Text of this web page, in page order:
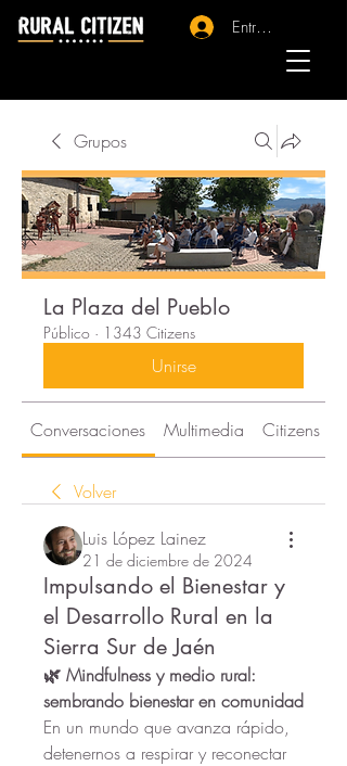
Entrar - Registro
Grupos
La Plaza del Pueblo
Público · 1343 Citizens
Unirse
Conversaciones Multimedia Citizens
Volver
Luis López Lainez
21 de diciembre de 2024
Impulsando el Bienestar y
el Desarrollo Rural en la
Sierra Sur de Jaén
🌿 Mindfulness y medio rural:
sembrando bienestar en comunidad
En un mundo que avanza rápido,
detenernos a respirar y reconectar